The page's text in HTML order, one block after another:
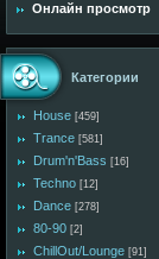
Онлайн просмотр
Категории
House [459]
Trance [581]
Drum'n'Bass [16]
Techno [12]
Dance [278]
80-90 [2]
ChillOut/Lounge [91]